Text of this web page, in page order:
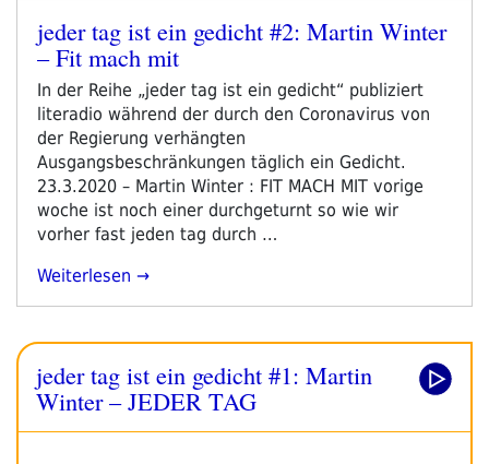
Veröffentlicht
am
jeder tag ist ein gedicht #2: Martin Winter
– Fit mach mit
In der Reihe „jeder tag ist ein gedicht“ publiziert
literadio während der durch den Coronavirus von
der Regierung verhängten
Ausgangsbeschränkungen täglich ein Gedicht.
23.3.2020 – Martin Winter : FIT MACH MIT vorige
woche ist noch einer durchgeturnt so wie wir
vorher fast jeden tag durch …
„jeder
Ein
Gedicht
#2:
Weiterlesen
jeder tag ist ein gedicht #1: Martin
Winter – JEDER TAG